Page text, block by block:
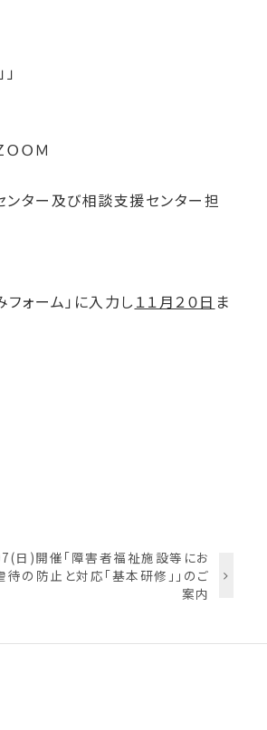
ＯＭ
ター及び相談支援センター担
フォーム」に入力し １１月２０日 ま
日)開催「障害者福祉施設等にお
の防止と対応「基本研修」」のご
案内